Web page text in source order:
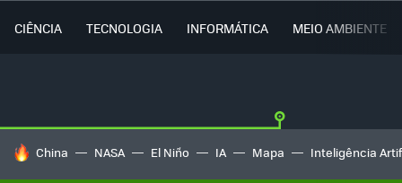
CIÊNCIA TECNOLOGIA INFORMÁTICA MEIO AMBIENTE
TENDÊNCIAS DO DIA
China NASA El Niño IA Mapa Inteligência